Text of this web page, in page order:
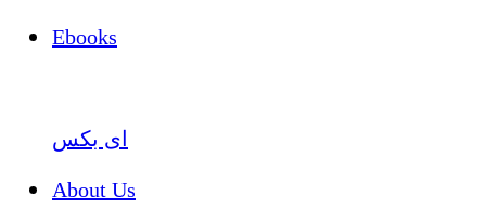
Ebooks
ای بکس
About Us